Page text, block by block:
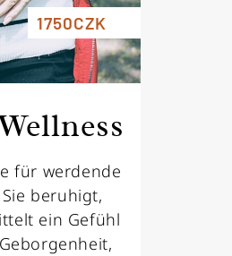
1750CZK
für werdende
beruhigt,
ein Gefühl